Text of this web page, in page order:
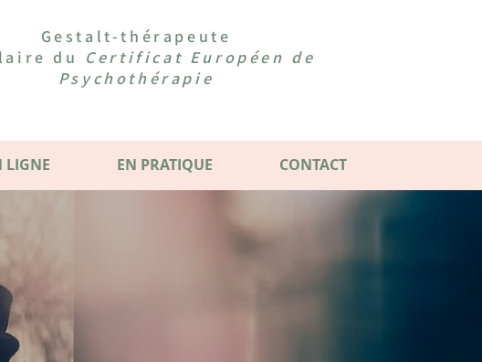
Gestalt-thérapeute
du Certificat Européen de
Psychothérapie
LIGNE EN PRATIQUE CONTACT